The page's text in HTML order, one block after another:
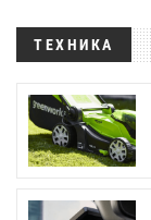
ТЕХНИКА